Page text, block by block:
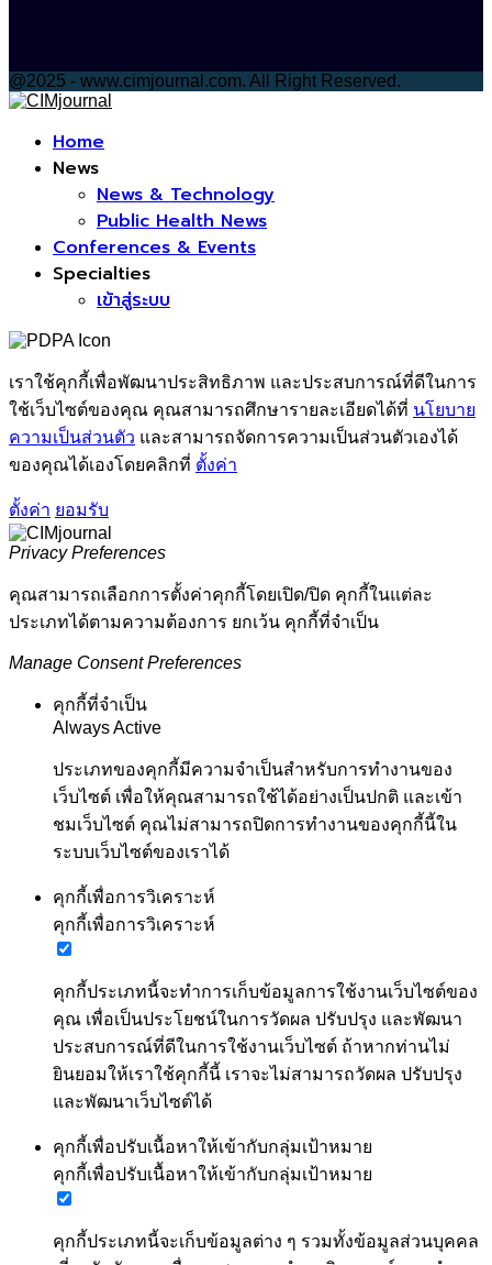
@2025 - www.cimjournal.com. All Right Reserved.
Home
News
News & Technology
Public Health News
Conferences & Events
Specialties
เข้าสู่ระบบ
เราใช้คุกกี้เพื่อพัฒนาประสิทธิภาพ และประสบการณ์ที่ดีในการ
ใช้เว็บไซต์ของคุณ คุณสามารถศึกษารายละเอียดได้ที่ นโยบาย
ความเป็นส่วนตัว และสามารถจัดการความเป็นส่วนตัวเองได้
ของคุณได้เองโดยคลิกที่ ตั้งค่า
ตั้งค่า ยอมรับ
Privacy Preferences
คุณสามารถเลือกการตั้งค่าคุกกี้โดยเปิด/ปิด คุกกี้ในแต่ละ
ประเภทได้ตามความต้องการ ยกเว้น คุกกี้ที่จำเป็น
Manage Consent Preferences
คุกกี้ที่จำเป็น
Always Active
ประเภทของคุกกี้มีความจำเป็นสำหรับการทำงานของ
เว็บไซต์ เพื่อให้คุณสามารถใช้ได้อย่างเป็นปกติ และเข้า
ชมเว็บไซต์ คุณไม่สามารถปิดการทำงานของคุกกี้นี้ใน
ระบบเว็บไซต์ของเราได้
คุกกี้เพื่อการวิเคราะห์
คุกกี้เพื่อการวิเคราะห์
คุกกี้ประเภทนี้จะทำการเก็บข้อมูลการใช้งานเว็บไซต์ของ
คุณ เพื่อเป็นประโยชน์ในการวัดผล ปรับปรุง และพัฒนา
ประสบการณ์ที่ดีในการใช้งานเว็บไซต์ ถ้าหากท่านไม่
ยินยอมให้เราใช้คุกกี้นี้ เราจะไม่สามารถวัดผล ปรับปรุง
และพัฒนาเว็บไซต์ได้
คุกกี้เพื่อปรับเนื้อหาให้เข้ากับกลุ่มเป้าหมาย
คุกกี้เพื่อปรับเนื้อหาให้เข้ากับกลุ่มเป้าหมาย
คุกกี้ประเภทนี้จะเก็บข้อมูลต่าง ๆ รวมทั้งข้อมูลส่วนบุคคล